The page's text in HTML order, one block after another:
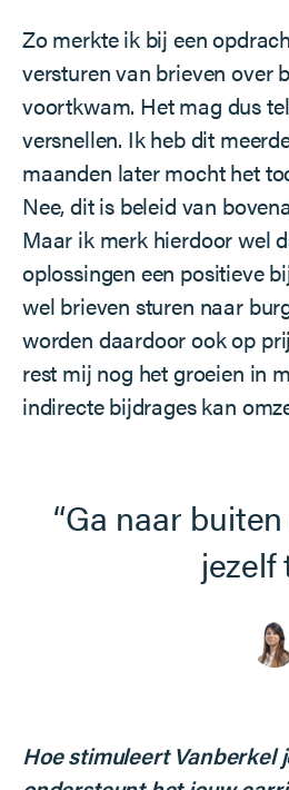
Zo merkte ik bij een
versturen van brieven over
voortkwam. Het mag dus
versnellen. Ik heb dit
maanden later mocht het
Nee, dit is beleid van
Maar ik merk hierdoor wel
oplossingen een positieve
wel brieven sturen naar
worden daardoor ook op
rest mij nog het groeien in
indirecte bijdrages kan
Ga naar
jezelf
Hoe stimuleert Vanberkel